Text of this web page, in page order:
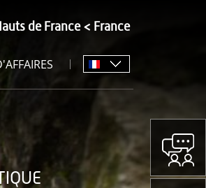
de France France